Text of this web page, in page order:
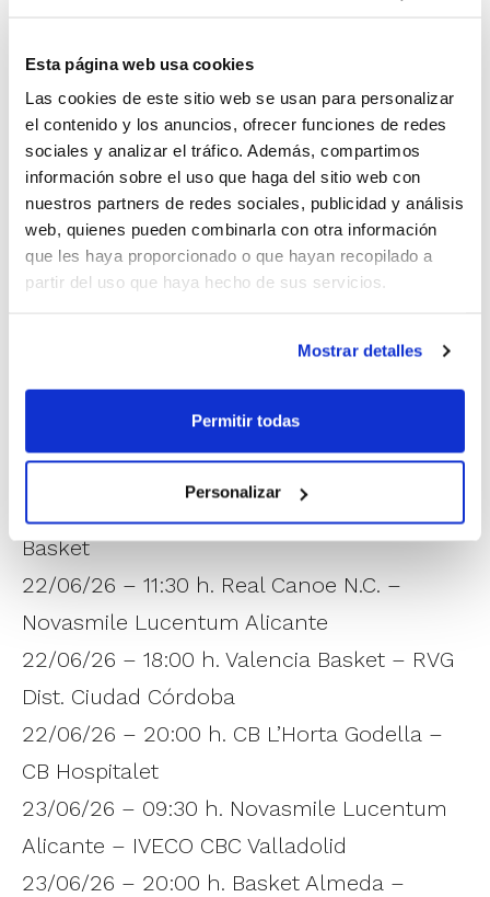
Esta página web usa cookies
Las cookies de este sitio web se usan para personalizar
el contenido y los anuncios, ofrecer funciones de redes
sociales y analizar el tráfico. Además, compartimos
información sobre el uso que haga del sitio web con
nuestros partners de redes sociales, publicidad y análisis
web, quienes pueden combinarla con otra información
que les haya proporcionado o que hayan recopilado a
partir del uso que haya hecho de sus servicios.
Mostrar detalles
Permitir todas
Personalizar
G y H) accederá únicamente el campeón.
El miércoles se disputarán los octavos de
final, el jueves los cuartos, el viernes las
semifinales y el sábado las finales.
Calendari Campionat d'Espanya Mini
Masculí
Alicante – EVECAN Grupo IBSA Gran
Canaria
21/06/26 – 18:00 h. Aranguren Mutilbasket
– CB L’Horta Godella
21/06/26 – 18:00 h. EM El Olivar – Valencia
Basket
22/06/26 – 11:30 h. Real Canoe N.C. –
Novasmile Lucentum Alicante
22/06/26 – 18:00 h. Valencia Basket – RVG
Dist. Ciudad Córdoba
22/06/26 – 20:00 h. CB L’Horta Godella –
CB Hospitalet
23/06/26 – 09:30 h. Novasmile Lucentum
Alicante – IVECO CBC Valladolid
23/06/26 – 20:00 h. Basket Almeda –